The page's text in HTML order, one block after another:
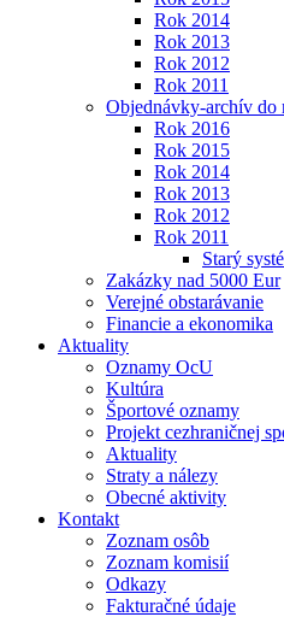
Rok 2014
Rok 2013
Rok 2012
Rok 2011
Objednávky-archív do
Rok 2016
Rok 2015
Rok 2014
Rok 2013
Rok 2012
Rok 2011
Starý
Zakázky nad 5000 Eur
Verejné obstarávanie
Financie a ekonomika
Aktuality
Oznamy OcU
Kultúra
Športové oznamy
Projekt cezhraničnej
Aktuality
Straty a nálezy
Obecné aktivity
Kontakt
Zoznam osôb
Zoznam komisií
Odkazy
Fakturačné údaje